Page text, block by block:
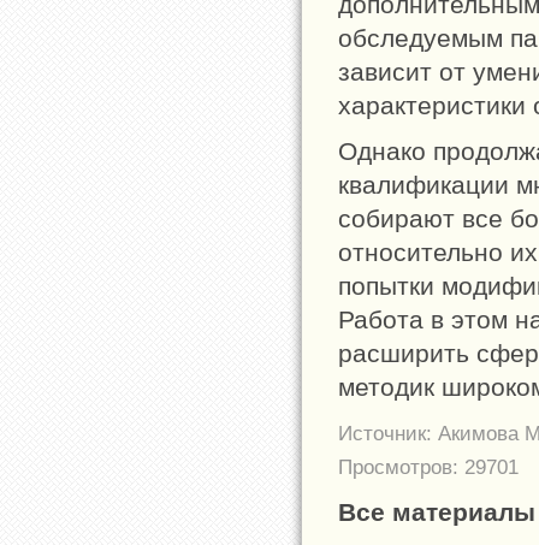
обследуемым
зависит от
Однако
квалификации
собирают все
относительно
попытки
Работа в этом
расширить
методик
Источник: Акимова
Просмотров: 29701
Все материалы